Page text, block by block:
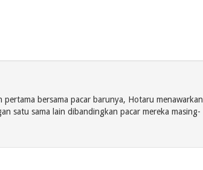
bersama pacar barunya, Hotaru menawarkan
satu sama lain dibandingkan pacar mereka masing-